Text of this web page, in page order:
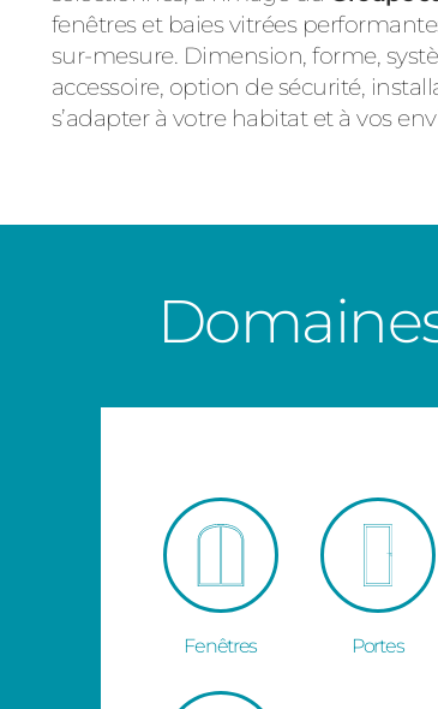
fenêtres et baies vitrées
sur-mesure. Dimension, forme,
accessoire, option de sécurité,
s’adapter à votre habitat et à vos
Fenêtres Portes